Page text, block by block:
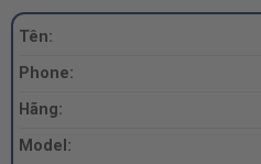
Tên:
Phone:
Hãng:
Model: